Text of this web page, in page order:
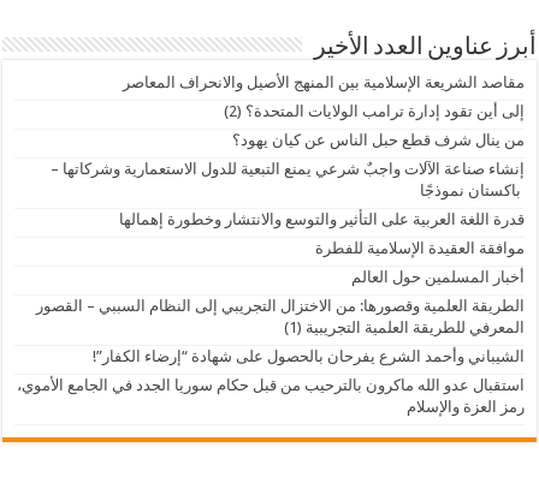
أبرز عناوين العدد الأخير
مقاصد الشريعة الإسلامية بين المنهج الأصيل والانحراف المعاصر
إلى أين تقود إدارة ترامب الولايات المتحدة؟ (2)
من ينال شرف قطع حبل الناس عن كيان يهود؟
إنشاء صناعة الآلات واجبٌ شرعي يمنع التبعية للدول الاستعمارية وشركاتها –
باكستان نموذجًا
قدرة اللغة العربية على التأثير والتوسع والانتشار وخطورة إهمالها
موافقة العقيدة الإسلامية للفطرة
أخبار المسلمين حول العالم
الطريقة العلمية وقصورها: من الاختزال التجريبي إلى النظام السببي – القصور
المعرفي للطريقة العلمية التجريبية (1)
الشيباني وأحمد الشرع يفرحان بالحصول على شهادة “إرضاء الكفار”!
استقبال عدو الله ماكرون بالترحيب من قبل حكام سوريا الجدد في الجامع الأموي،
رمز العزة والإسلام